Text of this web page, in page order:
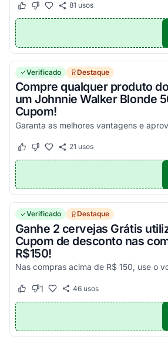
Este cupom funcionou
Este cupom não funcionou
81 usos
Verificado Destaque
Compre qualquer produto
um Johnnie Walker Blonde
Cupom!
Este cupom funcionou
Este cupom não funcionou
21 usos
Verificado Destaque
Ganhe 2 cervejas Grátis
Cupom de desconto nas
R$150!
Este cupom funcionou
Este cupom não funcionou
1 46usos